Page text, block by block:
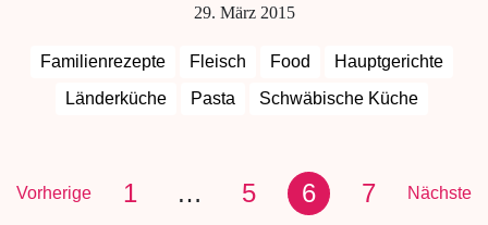
29. März 2015
Familienrezepte Fleisch Food
Hauptgerichte
Länderküche
Pasta Schwäbische Küche
Vorherige 1 … 5 6 7 Nächste